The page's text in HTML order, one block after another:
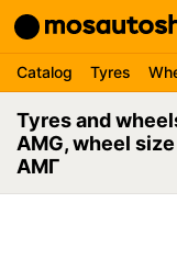
Catalog Tyres
Tyres and
AMG, wheel
АМГ